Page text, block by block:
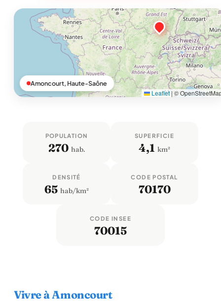
Leaflet|©
Amoncourt, Haute-Saône
POPULATION
270 hab.
SUPERFICIE
4,1 km²
DENSITÉ
65 hab/km²
CODE POSTAL
70170
CODE INSEE
70015
Vivre à Amoncourt